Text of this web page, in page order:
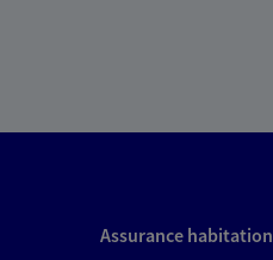
Assurance habitation